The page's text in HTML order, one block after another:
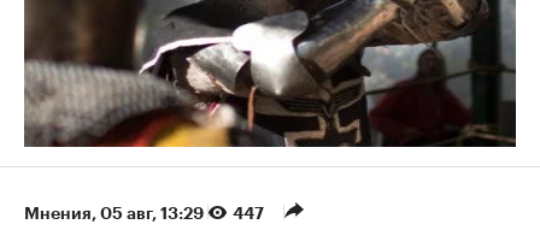
Мнения⁠, 05 авг, 13:29 447